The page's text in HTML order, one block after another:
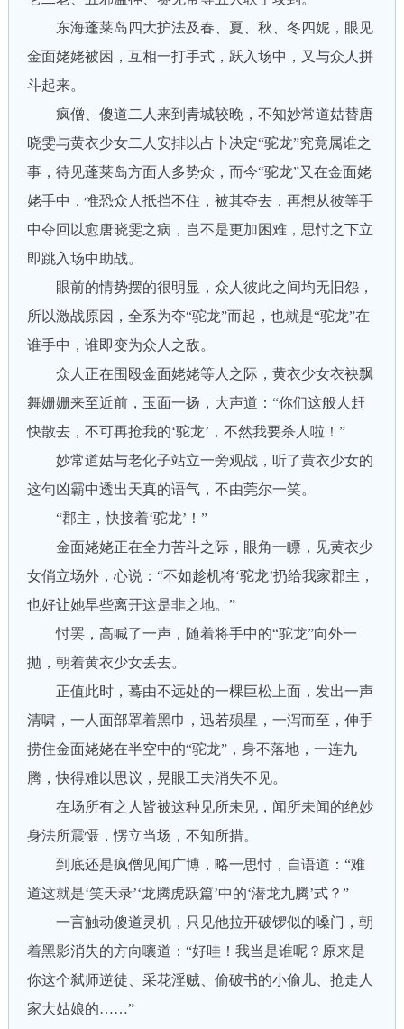
东海蓬莱岛四大护法及春、夏、秋、冬四妮，眼见
金面姥姥被困，互相一打手式，跃入场中，又与众人拼
斗起来。
疯僧、傻道二人来到青城较晚，不知妙常道姑替唐
晓雯与黄衣少女二人安排以占卜决定“驼龙”究竟属谁之
事，待见蓬莱岛方面人多势众，而今“驼龙”又在金面姥
姥手中，惟恐众人抵挡不住，被其夺去，再想从彼等手
中夺回以愈唐晓雯之病，岂不是更加困难，思忖之下立
即跳入场中助战。
眼前的情势摆的很明显，众人彼此之间均无旧怨，
所以激战原因，全系为夺“驼龙”而起，也就是“驼龙”在
谁手中，谁即变为众人之敌。
众人正在围殴金面姥姥等人之际，黄衣少女衣袂飘
舞姗姗来至近前，玉面一扬，大声道：“你们这般人赶
快散去，不可再抢我的‘驼龙’，不然我要杀人啦！”
妙常道姑与老化子站立一旁观战，听了黄衣少女的
这句凶霸中透出天真的语气，不由莞尔一笑。
“郡主，快接着‘驼龙’！”
金面姥姥正在全力苦斗之际，眼角一瞟，见黄衣少
女俏立场外，心说：“不如趁机将‘驼龙’扔给我家郡主，
也好让她早些离开这是非之地。”
忖罢，高喊了一声，随着将手中的“驼龙”向外一
抛，朝着黄衣少女丢去。
正值此时，蓦由不远处的一棵巨松上面，发出一声
清啸，一人面部罩着黑巾，迅若殒星，一泻而至，伸手
捞住金面姥姥在半空中的“驼龙”，身不落地，一连九
腾，快得难以思议，晃眼工夫消失不见。
在场所有之人皆被这种见所未见，闻所未闻的绝妙
身法所震慑，愣立当场，不知所措。
到底还是疯僧见闻广博，略一思忖，自语道：“难
道这就是‘笑天录’‘龙腾虎跃篇’中的‘潜龙九腾’式？”
一言触动傻道灵机，只见他拉开破锣似的嗓门，朝
着黑影消失的方向嚷道：“好哇！我当是谁呢？原来是
你这个弑师逆徒、采花淫贼、偷破书的小偷儿、抢走人
家大姑娘的……”